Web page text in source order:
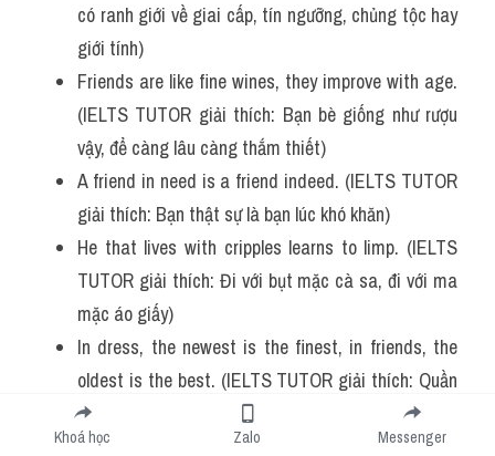
có ranh giới về giai cấp, tín ngưỡng, chủng tộc hay
giới tính)
Friends are like fine wines, they improve with age.
(IELTS TUTOR giải thích: Bạn bè giống như rượu
vậy, để càng lâu càng thắm thiết)
A friend in need is a friend indeed. (IELTS TUTOR
giải thích: Bạn thật sự là bạn lúc khó khăn)
He that lives with cripples learns to limp. (IELTS
TUTOR giải thích: Đi với bụt mặc cà sa, đi với ma
mặc áo giấy)
In dress, the newest is the finest, in friends, the
oldest is the best. (IELTS TUTOR giải thích: Quần
áo mới nhất là đẹp nhất, bạn bè cũ nhất là thân
nhất)
Khoá học Zalo Messenger